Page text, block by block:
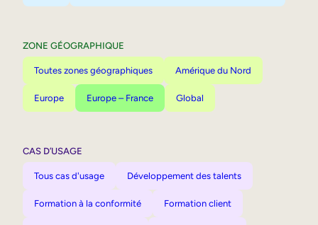
ZONE GÉOGRAPHIQUE
Toutes zones géographiques Amérique du Nord
Europe Europe – France Global
CAS D’USAGE
Tous cas d'usage Développement des talents
Formation à la conformité Formation client